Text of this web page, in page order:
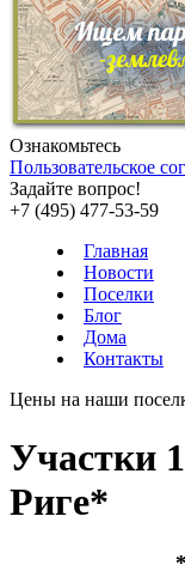
Ознакомьтесь
Пользовательское
Задайте вопрос!
+7 (495) 477-53-59
Главная
Новости
Поселки
Блог
Дома
Контакты
Цены на наши
Участки
Риге*